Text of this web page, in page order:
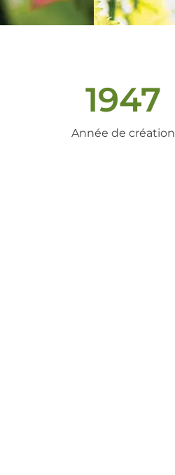
1947
Année de création